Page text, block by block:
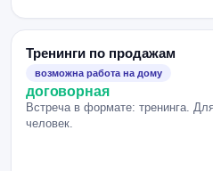
Тренинги по продажам
возможна работа на дому
договорная
Встреча в формате: тренинга.
человек.